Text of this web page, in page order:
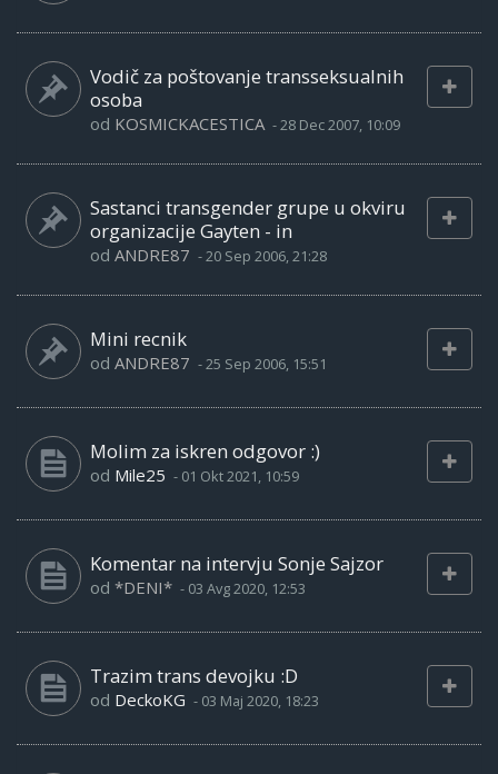
Vodič za poštovanje transseksualnih
osoba
od KOSMICKACESTICA -28 Dec 2007, 10:09
Sastanci transgender grupe u okviru
organizacije Gayten - in
od ANDRE87 -20 Sep 2006, 21:28
Mini recnik
od ANDRE87 -25 Sep 2006, 15:51
Molim za iskren odgovor :)
od Mile25 - 01 Okt 2021, 10:59
Komentar na intervju Sonje Sajzor
od *DENI* - 03 Avg 2020, 12:53
Trazim trans devojku :D
od DeckoKG - 03 Maj 2020, 18:23